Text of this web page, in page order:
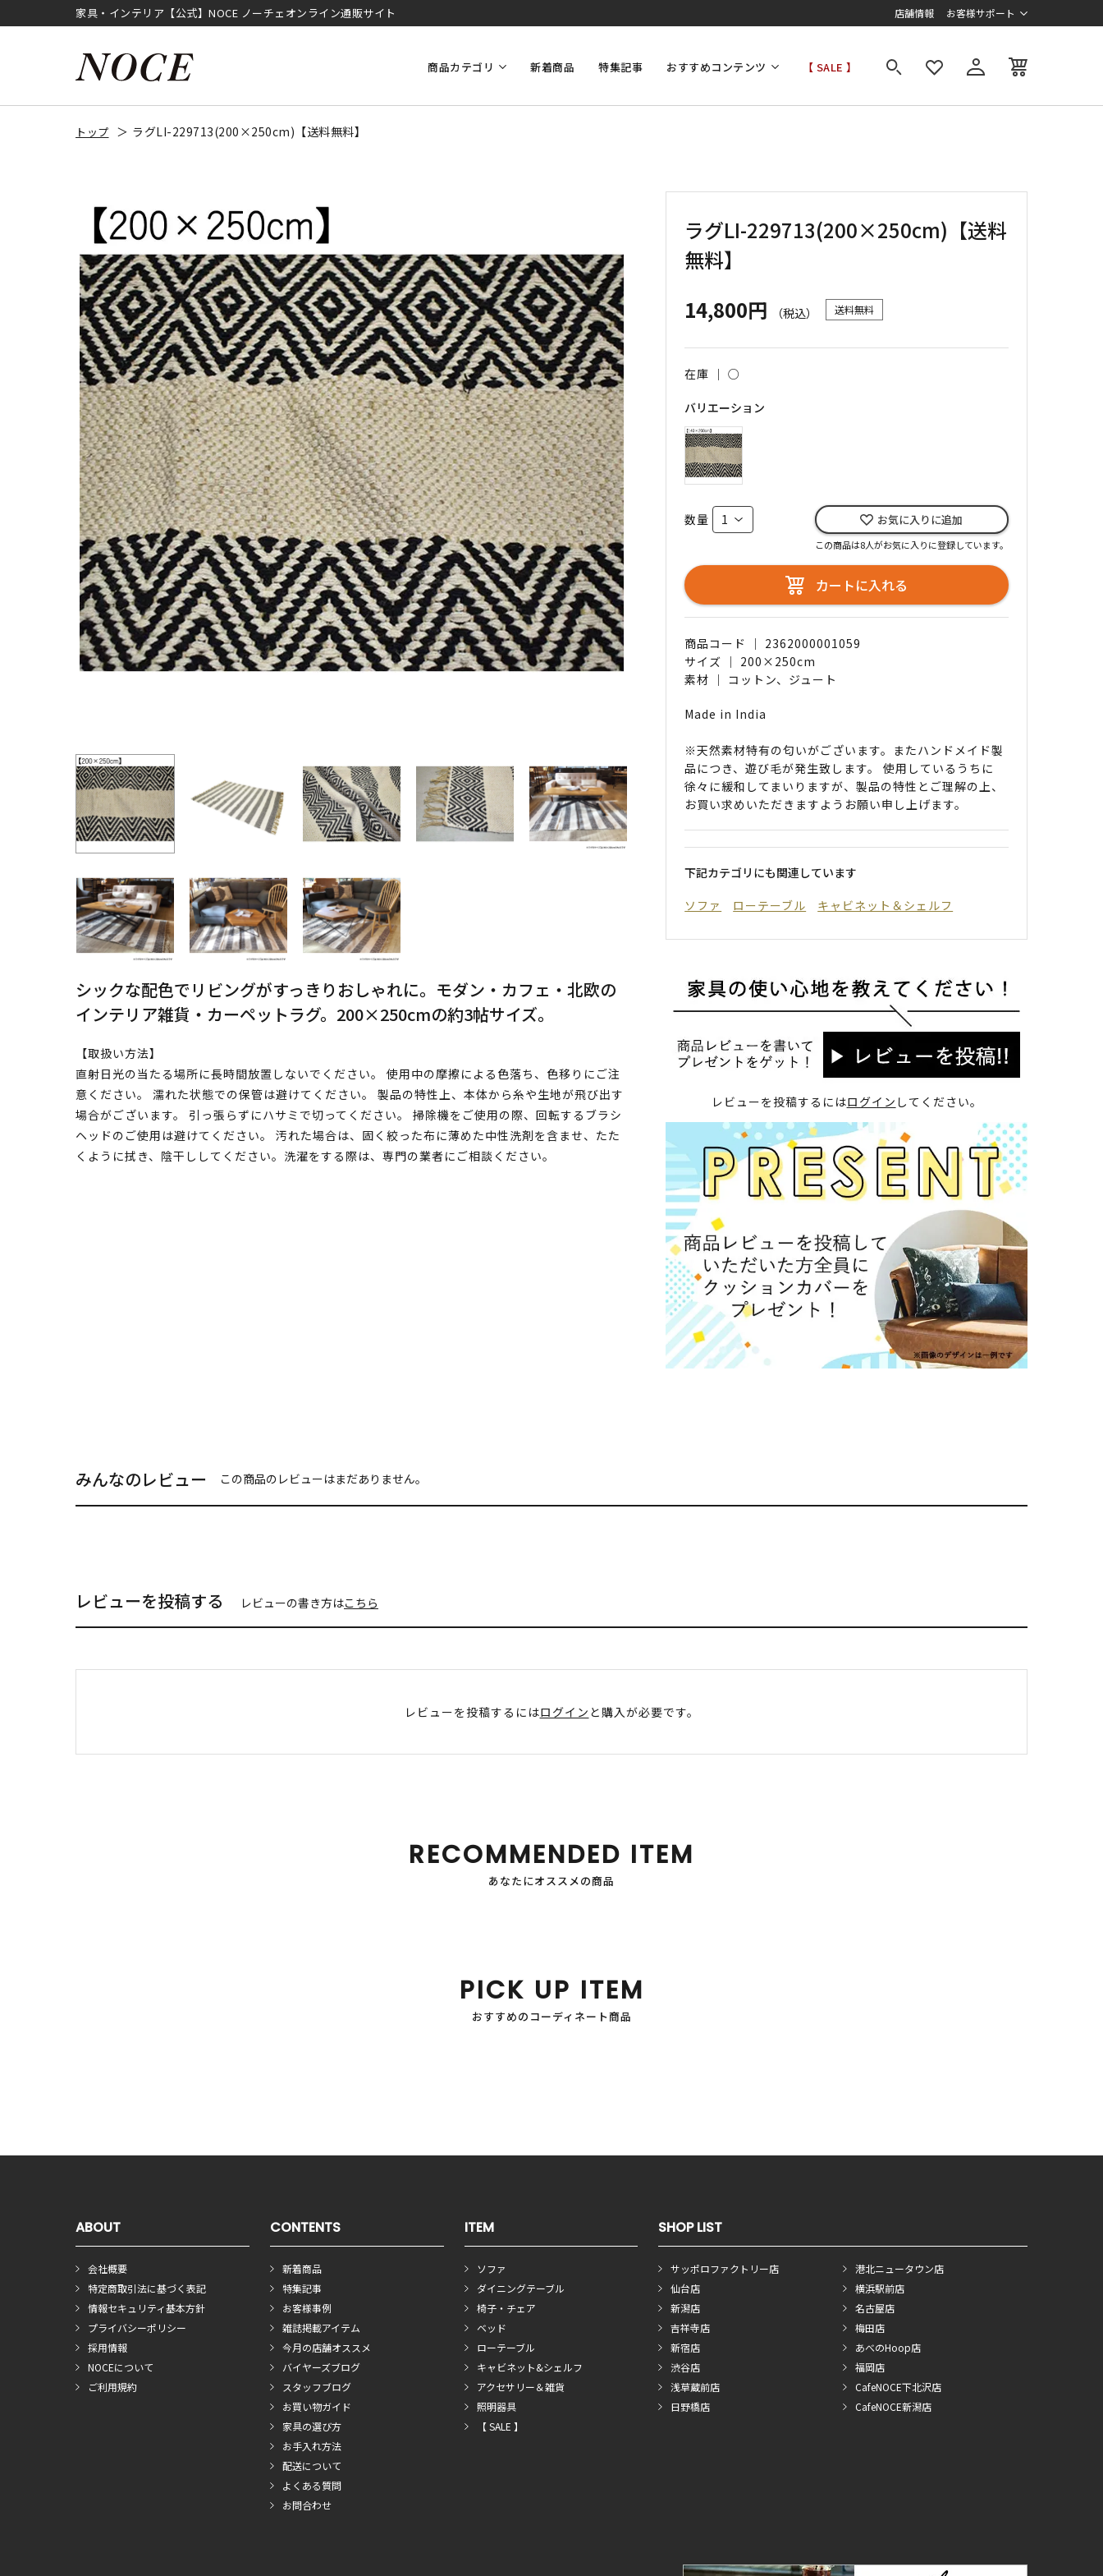
家具・インテリア【公式】NOCE ノーチェオンライン通販サイト 店舗情報 お客様サポート
商品カテゴリ 新着商品 特集記事 おすすめコンテンツ 【 SALE 】
トップ ラグLI-229713(200×250cm)【送料無料】
シックな配色でリビングがすっきりおしゃれに。モダン・カフェ・北欧の
インテリア雑貨・カーペットラグ。200×250cmの約3帖サイズ。
【取扱い方法】
直射日光の当たる場所に長時間放置しないでください。 使用中の摩擦による色落ち、色移りにご注
意ください。 濡れた状態での保管は避けてください。 製品の特性上、本体から糸や生地が飛び出す
場合がございます。 引っ張らずにハサミで切ってください。 掃除機をご使用の際、回転するブラシ
ヘッドのご使用は避けてください。 汚れた場合は、固く絞った布に薄めた中性洗剤を含ませ、たた
くように拭き、陰干ししてください。洗濯をする際は、専門の業者にご相談ください。
ラグLI-229713(200×250cm)【送料
無料】
14,800円
（税込） 送料無料
在庫 ｜○
バリエーション
数量 お気に入りに追加
この商品は8人がお気に入りに登録しています。
カートに入れる
商品コード ｜ 2362000001059
サイズ ｜ 200×250cm
素材 ｜ コットン、ジュート
Made in India
※天然素材特有の匂いがございます。またハンドメイド製
品につき、遊び毛が発生致します。 使用しているうちに
徐々に緩和してまいりますが、製品の特性とご理解の上、
お買い求めいただきますようお願い申し上げます。
下記カテゴリにも関連しています
ソファ
ローテーブル キャビネット＆シェルフ
レビューを投稿するにはログイン してください。
みんなのレビュー この商品のレビューはまだありません。
レビューを投稿する レビューの書き方はこちら
レビューを投稿するにはログイン と購入が必要です。
RECOMMENDED ITEM
あなたにオススメの商品
PICK UP ITEM
おすすめのコーディネート商品
ABOUT
会社概要
特定商取引法に基づく表記
情報セキュリティ基本方針
プライバシーポリシー
採用情報
NOCEについて
ご利用規約
CONTENTS
新着商品
特集記事
お客様事例
雑誌掲載アイテム
今月の店舗オススメ
バイヤーズブログ
スタッフブログ
お買い物ガイド
家具の選び方
お手入れ方法
配送について
よくある質問
お問合わせ
ITEM
ソファ
ダイニングテーブル
椅子・チェア
ベッド
ローテーブル
キャビネット&シェルフ
アクセサリー＆雑貨
照明器具
【 SALE 】
SHOP LIST
サッポロファクトリー店
仙台店
新潟店
吉祥寺店
新宿店
渋谷店
浅草蔵前店
日野橋店
港北ニュータウン店
横浜駅前店
名古屋店
梅田店
あべのHoop店
福岡店
CafeNOCE下北沢店
CafeNOCE新潟店